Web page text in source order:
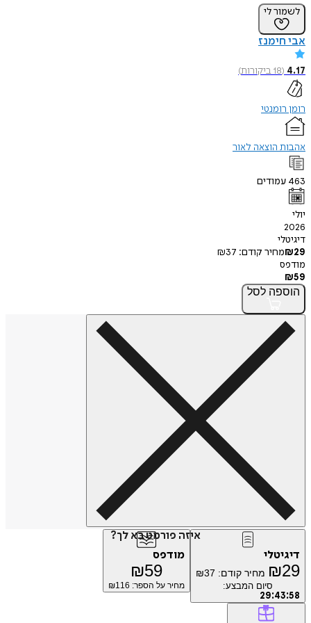
לי
18 ביקורות)
הוצאה לאור
קודם:
₪37
לסל
איזה פורמט בא לך?
₪ מחיר קודם: ₪37
סיום המבצע:
29
מודפס
₪
מחיר על הספר: ₪116